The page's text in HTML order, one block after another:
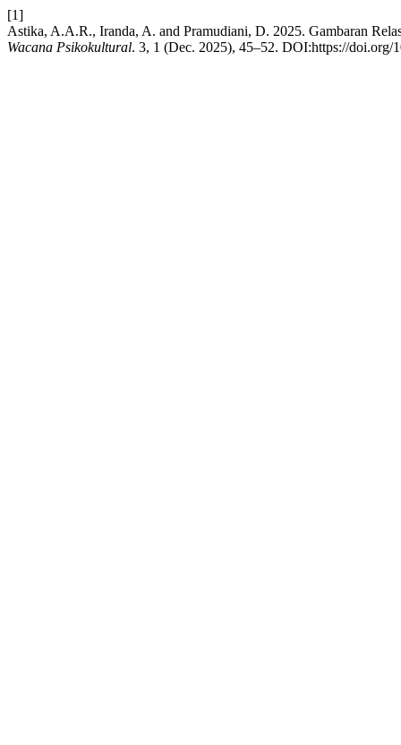
[1]
Astika, A.A.R., Iranda, A. and Pramudiani, D. 2025. Gambaran
Wacana Psikokultural. 3, 1 (Dec. 2025), 45–52. DOI:https://doi.org/